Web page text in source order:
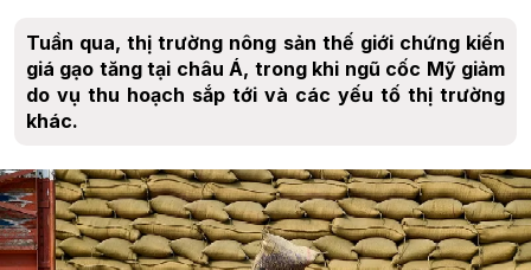
Tuần qua, thị trường nông sản thế giới chứng kiến
giá gạo tăng tại châu Á, trong khi ngũ cốc Mỹ giảm
do vụ thu hoạch sắp tới và các yếu tố thị trường
khác.